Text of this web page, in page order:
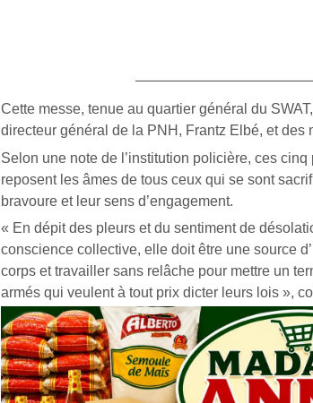
Cette messe, tenue au quartier général du
directeur général de la PNH, Frantz Elbé, et des
Selon une note de l’institution policière, ces
reposent les âmes de tous ceux qui se sont
bravoure et leur sens d’engagement.
« En dépit des pleurs et du sentiment de
conscience collective, elle doit être une source
corps et travailler sans relâche pour mettre un
armés qui veulent à tout prix dicter leurs lois »,